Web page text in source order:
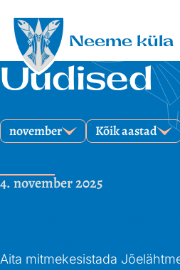
Neeme küla
Uudised
november Kõik aastad
4. november 2025
Aita
Jõelähtme valla
Aita mitmekesistada